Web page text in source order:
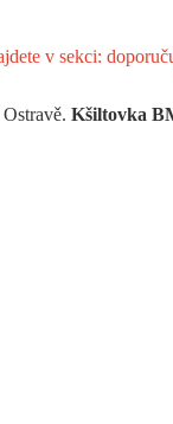
v sekci:
Kšiltovka